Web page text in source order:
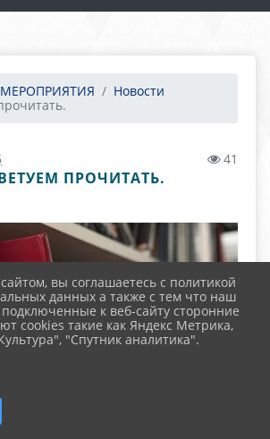
МЕРОПРИЯТИЯ
Новости
41
ПРОЧИТАТЬ.
вы соглашаетесь с политикой
данных а также с тем что наш
к веб-сайту сторонние
cookies такие как Яндекс Метрика,
"Спутник аналитика".